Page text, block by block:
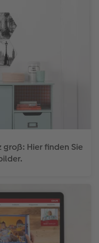
Hier finden Sie